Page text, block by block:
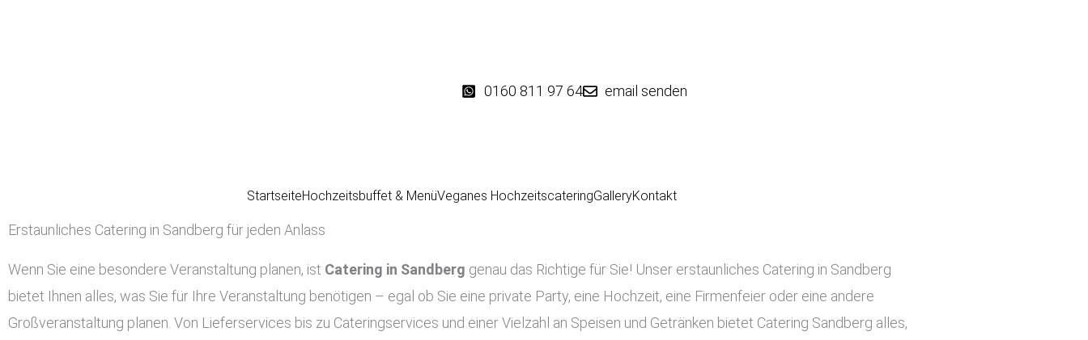
0160 811 97 64
email senden
StartseiteHochzeitsbuffet & MenüVeganes HochzeitscateringGalleryKontakt
Erstaunliches Catering in Sandberg für jeden Anlass
Wenn Sie eine besondere Veranstaltung planen, ist Catering in Sandberg genau das Richtige für Sie! Unser erstaunliches Catering in Sandberg
bietet Ihnen alles, was Sie für Ihre Veranstaltung benötigen – egal ob Sie eine private Party, eine Hochzeit, eine Firmenfeier oder eine andere
Großveranstaltung planen. Von Lieferservices bis zu Cateringservices und einer Vielzahl an Speisen und Getränken bietet Catering Sandberg alles,